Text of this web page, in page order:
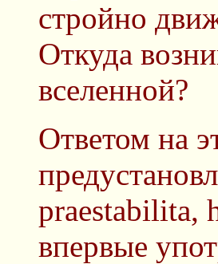
стройно
Откуда
вселенной?
Ответом на
praestabilita,
впервые